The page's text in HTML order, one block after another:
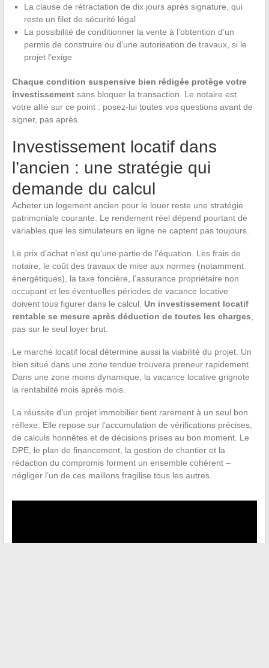
La clause de rétractation de dix jours après signature, qui
reste un filet de sécurité légal
La possibilité de conditionner la vente à l’obtention d’un
permis de construire ou d’une autorisation de travaux, si le
projet l’exige
Chaque condition suspensive bien rédigée protège votre
investissementsans bloquer la transaction. Le notaire est
votre allié sur ce point : posez-lui toutes vos questions avant de
signer, pas après.
Investissement locatif dans
l’ancien : une stratégie qui
demande du calcul
Acheter un logement ancien pour le louer reste une stratégie
patrimoniale courante. Le rendement réel dépend pourtant de
variables que les simulateurs en ligne ne captent pas toujours.
Le prix d’achat n’est qu’une partie de l’équation. Les frais de
notaire, le coût des travaux de mise aux normes (notamment
énergétiques), la taxe foncière, l’assurance propriétaire non
occupant et les éventuelles périodes de vacance locative
doivent tous figurer dans le calcul. Un investissement locatif
rentable se mesure après déduction de toutes les charges,
pas sur le seul loyer brut.
Le marché locatif local détermine aussi la viabilité du projet. Un
bien situé dans une zone tendue trouvera preneur rapidement.
Dans une zone moins dynamique, la vacance locative grignote
la rentabilité mois après mois.
La réussite d’un projet immobilier tient rarement à un seul bon
réflexe. Elle repose sur l’accumulation de vérifications précises,
de calculs honnêtes et de décisions prises au bon moment. Le
DPE, le plan de financement, la gestion de chantier et la
rédaction du compromis forment un ensemble cohérent –
négliger l’un de ces maillons fragilise tous les autres.